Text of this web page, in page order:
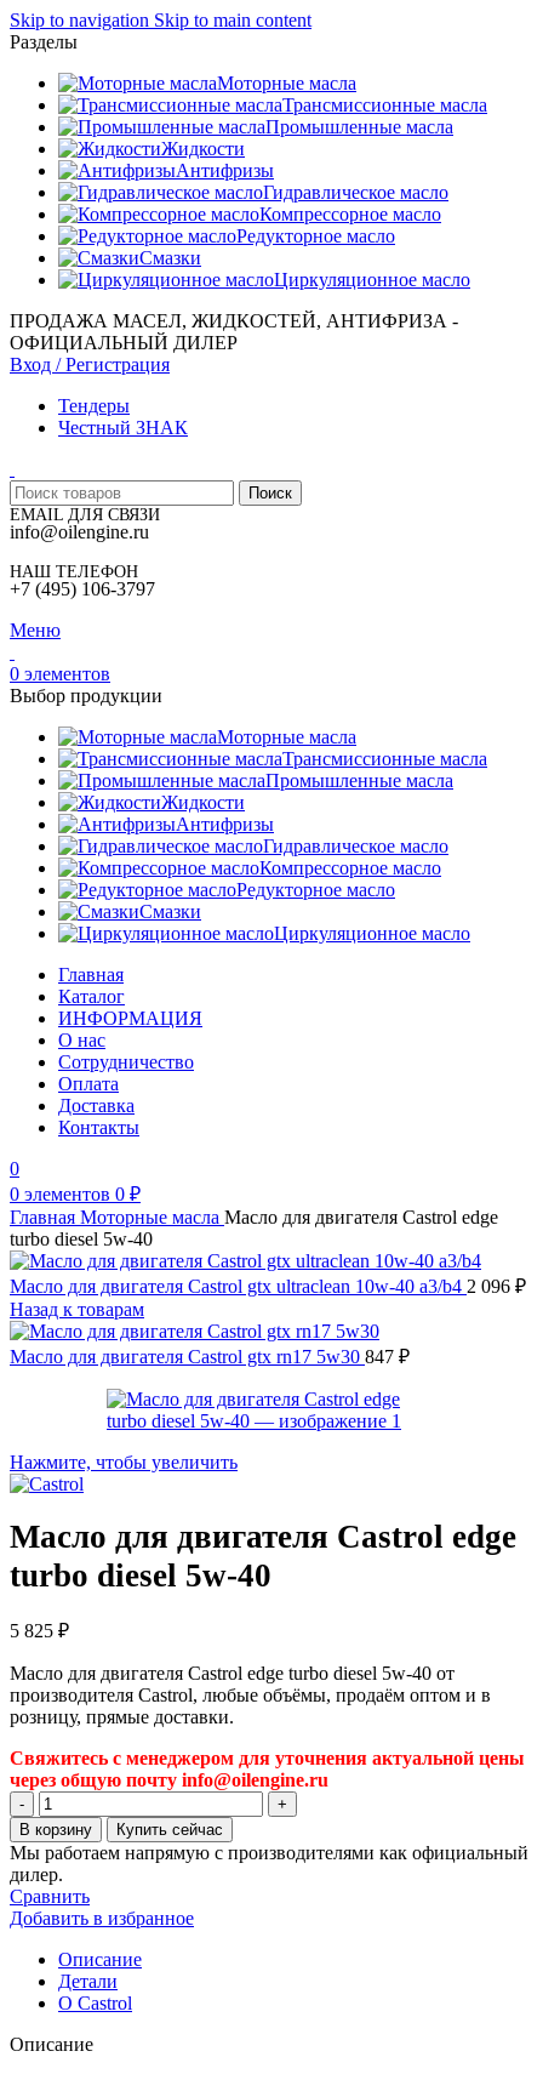
Skip to navigation Skip to main content
Разделы
Моторные масла
Трансмиссионные масла
Промышленные масла
Жидкости
Антифризы
Гидравлическое масло
Компрессорное масло
Редукторное масло
Смазки
Циркуляционное масло
ПРОДАЖА МАСЕЛ, ЖИДКОСТЕЙ, АНТИФРИЗА -
ОФИЦИАЛЬНЫЙ ДИЛЕР
Вход / Регистрация
Тендеры
Честный ЗНАК
Поиск
EMAIL ДЛЯ СВЯЗИ
info@oilengine.ru
НАШ ТЕЛЕФОН
+7 (495) 106-3797
Меню
0 элементов
Выбор продукции
Моторные масла
Трансмиссионные масла
Промышленные масла
Жидкости
Антифризы
Гидравлическое масло
Компрессорное масло
Редукторное масло
Смазки
Циркуляционное масло
Главная
Каталог
ИНФОРМАЦИЯ
О нас
Сотрудничество
Оплата
Доставка
Контакты
0
0 элементов 0 ₽
Главная Моторные масла Масло для двигателя Castrol edge
turbo diesel 5w-40
Масло для двигателя Castrol gtx ultraclean 10w-40 a3/b4 2 096 ₽
Назад к товарам
Масло для двигателя Castrol gtx rn17 5w30 847 ₽
Нажмите, чтобы увеличить
Масло для двигателя Castrol edge
turbo diesel 5w-40
5 825 ₽
Масло для двигателя Castrol edge turbo diesel 5w-40 от
производителя Castrol, любые объёмы, продаём оптом и в
розницу, прямые доставки.
Свяжитесь с менеджером для уточнения актуальной цены
через общую почту info@oilengine.ru
Количество
товара
Масло
для
двигателя
Castrol
edge
turbo
diesel
5w-
В корзину Купить сейчас
Мы работаем напрямую с производителями как официальный
дилер.
Сравнить
Добавить в избранное
Описание
Детали
О Castrol
Описание